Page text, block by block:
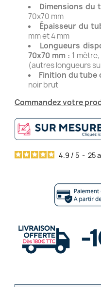
Dimensions du
70x70 mm
Épaisseur du
mm et 4 mm
Longueurs
70x70 mm : 1
(autres longueurs
Finition du tube
noir brut
Commandez votre
4.9 / 5 - 25